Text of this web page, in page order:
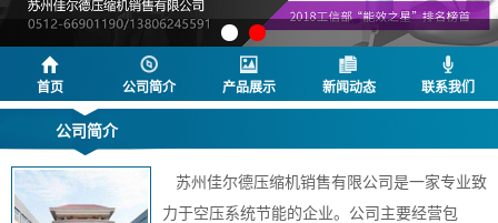
首页 公司简介 产品展示 新闻动态 联系我们
公司简介
苏州佳尔德压缩机销售有限公司是一家专业致
力于空压系统节能的企业。公司主要经营包